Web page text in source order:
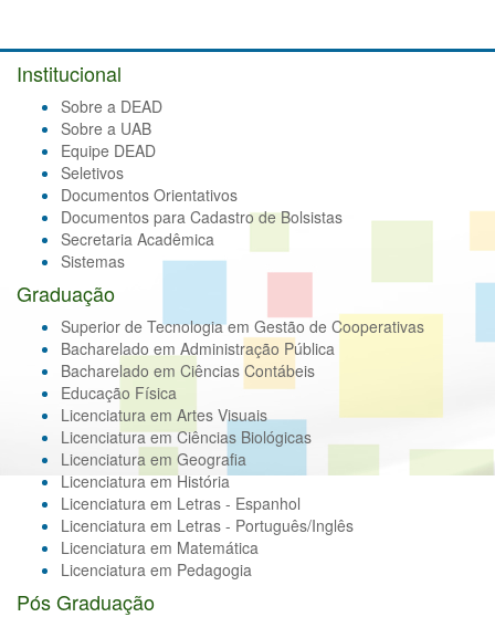
Institucional
Sobre a DEAD
Sobre a UAB
Equipe DEAD
Seletivos
Documentos Orientativos
Documentos para Cadastro de Bolsistas
Secretaria Acadêmica
Sistemas
Graduação
Superior de Tecnologia em Gestão de Cooperativas
Bacharelado em Administração Pública
Bacharelado em Ciências Contábeis
Educação Física
Licenciatura em Artes Visuais
Licenciatura em Ciências Biológicas
Licenciatura em Geografia
Licenciatura em História
Licenciatura em Letras - Espanhol
Licenciatura em Letras - Português/Inglês
Licenciatura em Matemática
Licenciatura em Pedagogia
Pós Graduação